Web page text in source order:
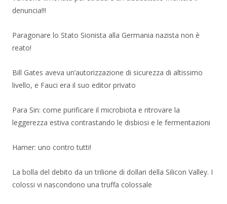
denuncia!!!
Paragonare lo Stato Sionista alla Germania nazista non è
reato!
Bill Gates aveva un’autorizzazione di sicurezza di altissimo
livello, e Fauci era il suo editor privato
Para Sin: come purificare il microbiota e ritrovare la
leggerezza estiva contrastando le disbiosi e le fermentazioni
Hamer: uno contro tutti!
La bolla del debito da un trilione di dollari della Silicon Valley. I
colossi vi nascondono una truffa colossale